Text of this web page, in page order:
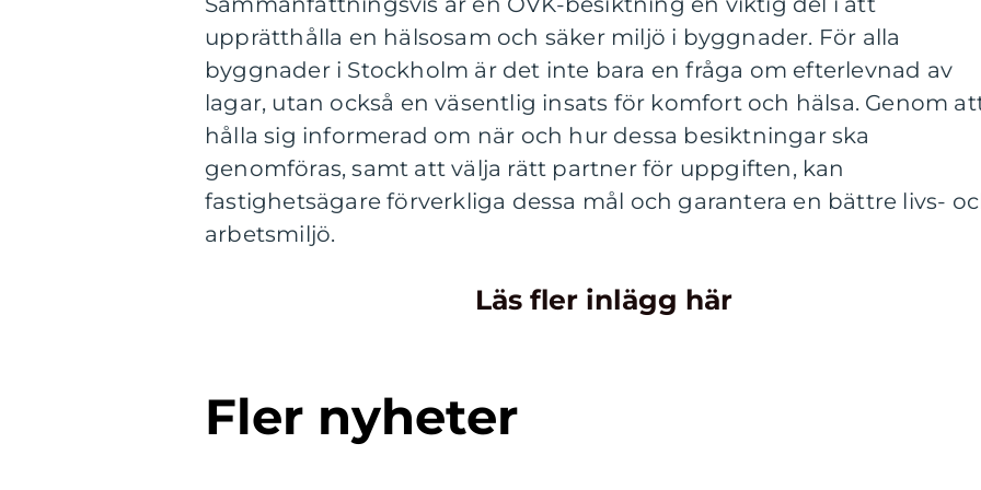
upprätthålla en hälsosam och säker miljö i byggnader. För alla
byggnader i Stockholm är det inte bara en fråga om efterlevnad av
lagar, utan också en väsentlig insats för komfort och hälsa. Genom
hålla sig informerad om när och hur dessa besiktningar ska
genomföras, samt att välja rätt partner för uppgiften, kan
fastighetsägare förverkliga dessa mål och garantera en bättre livs-
arbetsmiljö.
Läs fler inlägg här
Fler nyheter